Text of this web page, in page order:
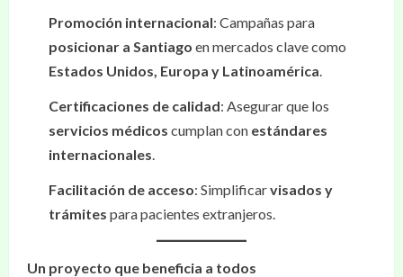
Promoción internacional: Campañas para
posicionar a Santiago en mercados clave como
Estados Unidos, Europa y Latinoamérica.
Certificaciones de calidad: Asegurar que los
servicios médicos cumplan con estándares
internacionales.
Facilitación de acceso: Simplificarvisados y
trámites para pacientes extranjeros.
Un proyecto que beneficia a todos